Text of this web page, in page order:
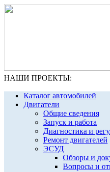
НАШИ ПРОЕКТЫ:
Каталог автомобилей
Двигатели
Общие сведения
Запуск и работа
Диагностика и
Ремонт двигателей
ЭСУД
Обзоры и
Вопросы и